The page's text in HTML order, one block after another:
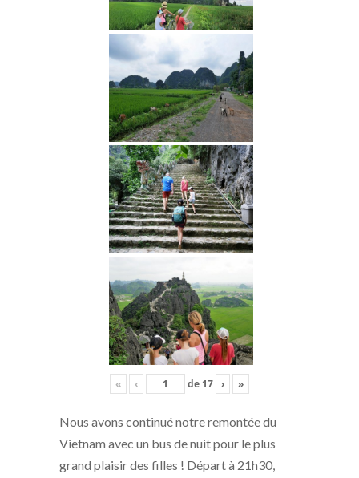
« ‹ de 17 › »
Nous avons continué notre remontée du
Vietnam avec un bus de nuit pour le plus
grand plaisir des filles ! Départ à 21h30,